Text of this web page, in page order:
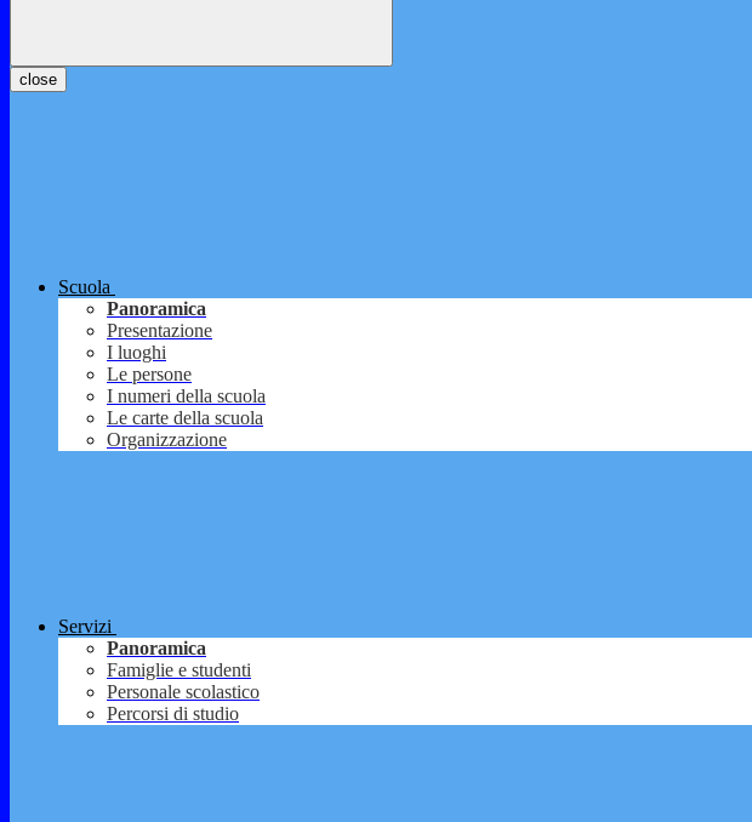
close
Scuola
Panoramica
Presentazione
I luoghi
Le persone
I numeri della scuola
Le carte della scuola
Organizzazione
Servizi
Panoramica
Famiglie e studenti
Personale scolastico
Percorsi di studio